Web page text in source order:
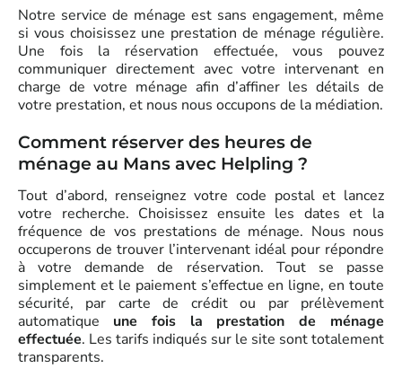
Notre service de ménage est sans engagement, même
si vous choisissez une prestation de ménage régulière.
Une fois la réservation effectuée, vous pouvez
communiquer directement avec votre intervenant en
charge de votre ménage afin d’affiner les détails de
votre prestation, et nous nous occupons de la médiation.
Comment réserver des heures de
ménage au Mans avec Helpling ?
Tout d’abord, renseignez votre code postal et lancez
votre recherche. Choisissez ensuite les dates et la
fréquence de vos prestations de ménage. Nous nous
occuperons de trouver l’intervenant idéal pour répondre
à votre demande de réservation. Tout se passe
simplement et le paiement s’effectue en ligne, en toute
sécurité, par carte de crédit ou par prélèvement
automatique une fois la prestation de ménage
effectuée. Les tarifs indiqués sur le site sont totalement
transparents.